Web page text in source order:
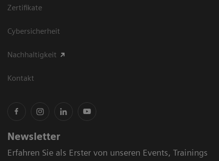
Zertifikate
Cybersicherheit
Nachhaltigkeit
Kontakt
Newsletter
Erfahren Sie als Erster von unseren Events, Trainings